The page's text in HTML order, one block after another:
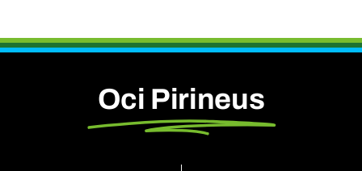
Oci Pirineus